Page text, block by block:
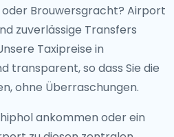
Brouwersgracht? Airport
zuverlässige Transfers
Taxipreise in
transparent, so dass Sie die
ohne Überraschungen.
ankommen oder ein